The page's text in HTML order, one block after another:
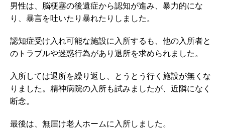
男性は、脳梗塞の後遺症から認知が進み、暴力的にな
り、暴言を吐いたり暴れたりしました。
認知症受け入れ可能な施設に入所するも、他の入所者と
のトラブルや迷惑行為があり退所を求められました。
入所しては退所を繰り返し、とうとう行く施設が無くな
りました。精神病院の入所も試みましたが、近隣になく
断念。
最後は、無届け老人ホームに入所しました。